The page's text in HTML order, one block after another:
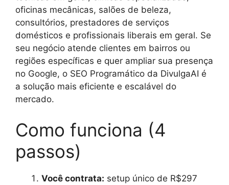
oficinas mecânicas, salões de beleza,
consultórios, prestadores de serviços
domésticos e profissionais liberais em geral. Se
seu negócio atende clientes em bairros ou
regiões específicas e quer ampliar sua presença
no Google, o SEO Programático da DivulgaAI é
a solução mais eficiente e escalável do
mercado.
Como funciona (4
passos)
Você contrata: setup único de R$297